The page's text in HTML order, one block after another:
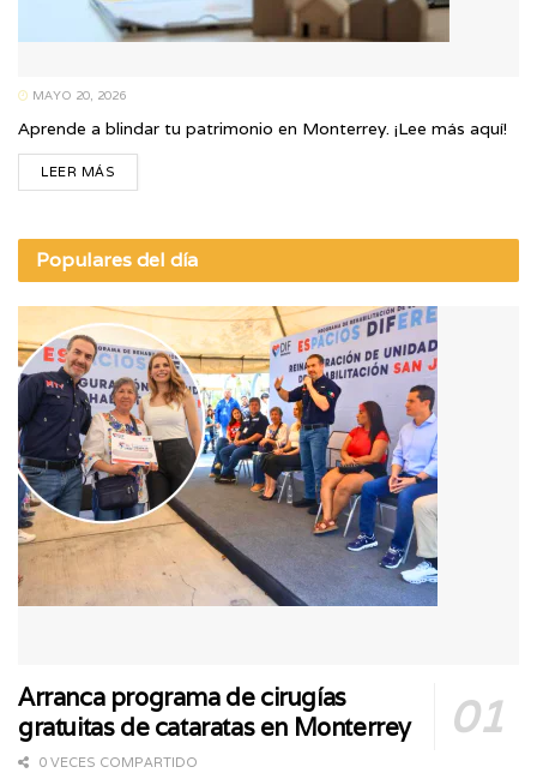
MAYO 20, 2026
Aprende a blindar tu patrimonio en Monterrey. ¡Lee más aquí!
LEER MÁS
Populares del día
Arranca programa de cirugías
gratuitas de cataratas en Monterrey
0 VECES COMPARTIDO